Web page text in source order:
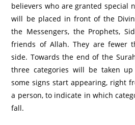
believers who are granted special
will be placed in front of the
the Messengers, the Prophets,
friends of Allah. They are fewer
side. Towards the end of the
three categories will be taken
some signs start appearing, right
a person, to indicate in which
fall.